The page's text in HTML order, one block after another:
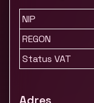
NIP
REGON
Status VAT